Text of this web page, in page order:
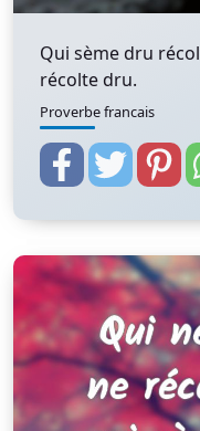
Qui sème dru
récolte dru.
Proverbe francais